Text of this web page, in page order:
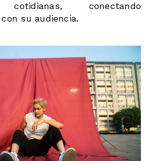
cotidianas, conectando
su audiencia.